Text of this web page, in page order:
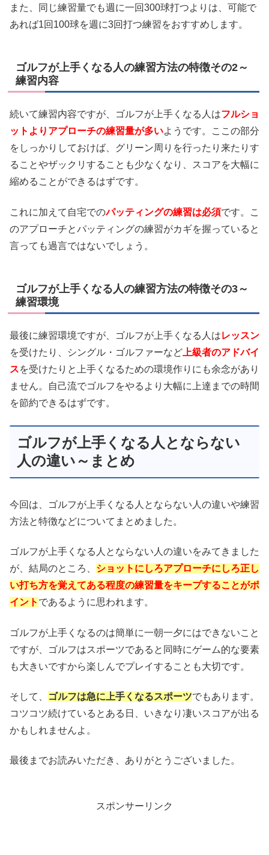
また、同じ練習量でも週に一回300球打つよりは、可能で
あれば1回100球を週に3回打つ練習をおすすめします。
ゴルフが上手くなる人の練習方法の特徴その2～
練習内容
続いて練習内容ですが、ゴルフが上手くなる人はフルショ
ットよりアプローチの練習量が多いようです。ここの部分
をしっかりしておけば、グリーン周りを行ったり来たりす
ることやザックリすることも少なくなり、スコアを大幅に
縮めることができるはずです。
これに加えて自宅でのパッティングの練習は必須です。こ
のアプローチとパッティングの練習がカギを握っていると
言っても過言ではないでしょう。
ゴルフが上手くなる人の練習方法の特徴その3～
練習環境
最後に練習環境ですが、ゴルフが上手くなる人はレッスン
を受けたり、シングル・ゴルファーなど 上級者のアドバイ
スを受けたりと上手くなるための環境作りにも余念があり
ません。自己流でゴルフをやるより大幅に上達までの時間
を節約できるはずです。
ゴルフが上手くなる人とならない
人の違い～まとめ
今回は、ゴルフが上手くなる人とならない人の違いや練習
方法と特徴などについてまとめました。
ゴルフが上手くなる人とならない人の違いをみてきました
が、結局のところ、 ショットにしろアプローチにしろ正し
い打ち方を覚えてある程度の練習量をキープすることがポ
イント であるように思われます。
ゴルフが上手くなるのは簡単に一朝一夕にはできないこと
ですが、ゴルフはスポーツであると同時にゲーム的な要素
も大きいですから楽しんでプレイすることも大切です。
そして、 ゴルフは急に上手くなるスポーツでもあります。
コツコツ続けているとある日、いきなり凄いスコアが出る
かもしれませんよ。
最後までお読みいただき、ありがとうございました。
スポンサーリンク